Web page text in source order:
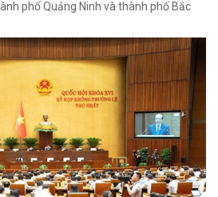
phố Quảng Ninh và thành phố Bắc